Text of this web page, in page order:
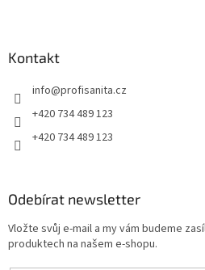
Kontakt
info@profisanita.cz
+420 734 489 123
+420 734 489 123
Odebírat newsletter
Vložte svůj e-mail a my vám budeme
produktech na našem e-shopu.